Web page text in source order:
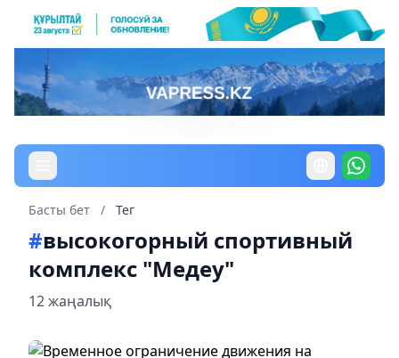
Басты бет / Тег
#высокогорный спортивный
комплекс "Медеу"
12 жаңалық